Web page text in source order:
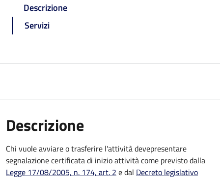
Descrizione
Servizi
Descrizione
Chi vuole avviare o trasferire l'attività devepresentare
segnalazione certificata di inizio attivitàcome previsto dalla
Legge 17/08/2005, n. 174, art. 2 e dal Decreto legislativo